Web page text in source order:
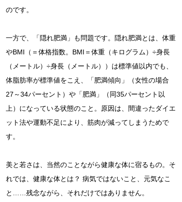
のです。
一方で、「隠れ肥満」も問題です。隠れ肥満とは、体重
やBMI（＝体格指数。BMI＝体重（キログラム）÷身長
（メートル）÷身長（メートル））は標準値以内でも、
体脂肪率が標準値をこえ、「肥満傾向」（女性の場合
27～34パーセント）や「肥満」（同35パーセント以
上）になっている状態のこと。原因は、間違ったダイエ
ット法や運動不足により、筋肉が減ってしまうためで
す。
美と若さは、当然のことながら健康な体に宿るもの。そ
れでは、健康な体とは？ 病気ではないこと、元気なこ
と……残念ながら、それだけではありません。